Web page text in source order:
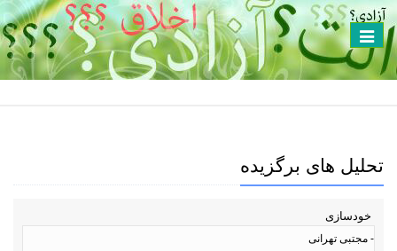
Toggle
navigation
تحلیل های برگزیده
خودسازی
- مجتبی تهرانی